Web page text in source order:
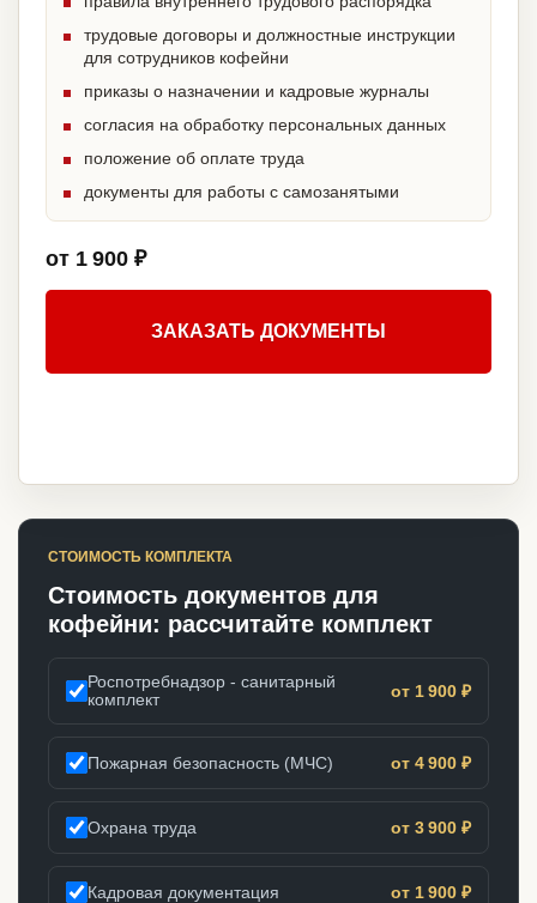
трудовые договоры и должностные инструкции
для сотрудников кофейни
приказы о назначении и кадровые журналы
согласия на обработку персональных данных
положение об оплате труда
документы для работы с самозанятыми
от 1 900 ₽
ЗАКАЗАТЬ ДОКУМЕНТЫ
СТОИМОСТЬ КОМПЛЕКТА
Стоимость документов для
кофейни: рассчитайте комплект
Роспотребнадзор - санитарный
комплект
от 1 900 ₽
Пожарная безопасность (МЧС) от 4 900 ₽
Охрана труда от 3 900 ₽
Кадровая документация от 1 900 ₽